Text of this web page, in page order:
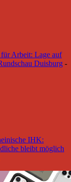
Arbeit: Lage auf
Duisburg -
IHK:
bleibt möglich